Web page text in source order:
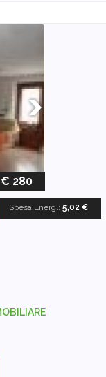
€ 280
Spesa Energ.: 5,02 €